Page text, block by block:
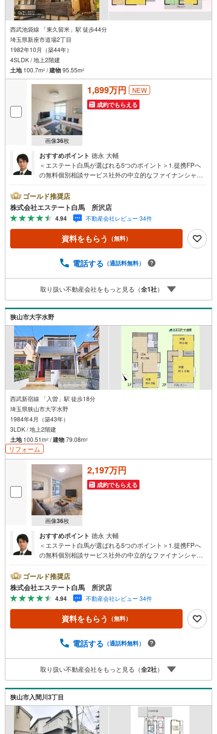
西武池袋線 「東久留米」駅 徒歩44分
埼玉県新座市道場2丁目
1982年10月（築44年）
4SLDK / 地上2階建
土地100.7m2 /建物95.55m2
画像36枚
1,899万円 NEW
成約でもらえる
おすすめポイント 徳永 大輔
＜エステート白馬が選ばれる5つのポイント＞1.提携FPへ
の無料個別相談サービス社外の中立的なファイナンシャル
や学費等も含めてシミュレーションをご提案できます2.物
件情報が豊富所沢市を中心にたくさんの情報をご用意して
おります。インターネット広告前の物件も多数取り揃えて
おります。お客様のご希望エリアをお申し付けください。
3.自社グループでリフォーム、新築請負所沢店の3階はリフ
ォーム、注文建築部門の相談スペースです。一級建築士を
て、リフォームや注文建築についてご相談頂けます4.年中
～19:00 この時間はお電話でのお問合わせがスムーズです
5.お子様連れでおこしくださいキッズスペース、授乳室、
オムツ替えベッド、アンパンマンジュースをご用意してお
ります。ご見学ご希望の方は、右上の“室内・現地を見学す
る（無料）をボタンからご予約ください。
ゴールド推奨店
株式会社エステート白馬 所沢店
4.94 不動産会社レビュー 34件
資料をもらう （無料）
電話する （通話料無料）
取り扱い不動産会社をもっと見る（全1社）
狭山市大字水野
西武新宿線 「入曽」駅 徒歩18分
埼玉県狭山市大字水野
1984年4月（築43年）
3LDK / 地上2階建
土地100.51m2 /建物79.08m2
リフォーム
画像36枚
2,197万円
成約でもらえる
おすすめポイント 徳永 大輔
＜エステート白馬が選ばれる5つのポイント＞1.提携FPへ
の無料個別相談サービス社外の中立的なファイナンシャル
や学費等も含めてシミュレーションをご提案できます2.物
件情報が豊富所沢市を中心にたくさんの情報をご用意して
おります。インターネット広告前の物件も多数取り揃えて
おります。お客様のご希望エリアをお申し付けください。
3.自社グループでリフォーム、新築請負所沢店の3階はリフ
ォーム、注文建築部門の相談スペースです。一級建築士を
て、リフォームや注文建築についてご相談頂けます4.年中
～19:00 この時間はお電話でのお問合わせがスムーズです
5.お子様連れでおこしくださいキッズスペース、授乳室、
オムツ替えベッド、アンパンマンジュースをご用意してお
ります。ご見学ご希望の方は、右上の“室内・現地を見学す
る（無料）をボタンからご予約ください。
ゴールド推奨店
株式会社エステート白馬 所沢店
4.94 不動産会社レビュー 34件
資料をもらう （無料）
電話する （通話料無料）
取り扱い不動産会社をもっと見る（全2社）
狭山市入間川3丁目